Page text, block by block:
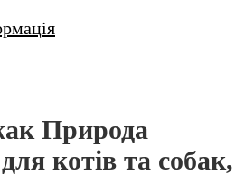
Природа
котів та собак,